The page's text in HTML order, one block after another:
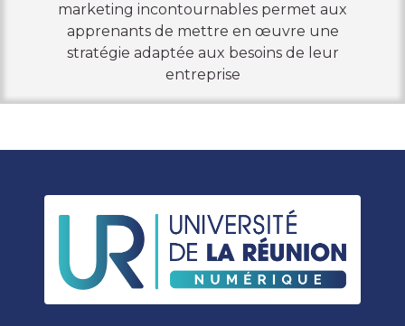
marketing incontournables permet aux
apprenants de mettre en œuvre une
stratégie adaptée aux besoins de leur
entreprise